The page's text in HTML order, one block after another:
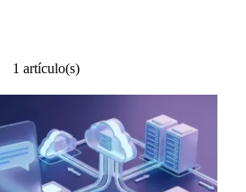
1 artículo(s)